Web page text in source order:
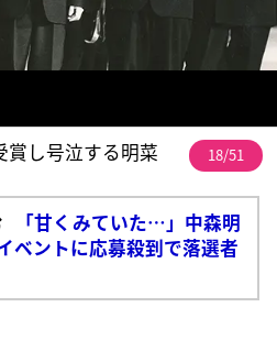
賞し号泣する明菜 18/51
「甘くみていた…」中森明
ントに応募殺到で落選者